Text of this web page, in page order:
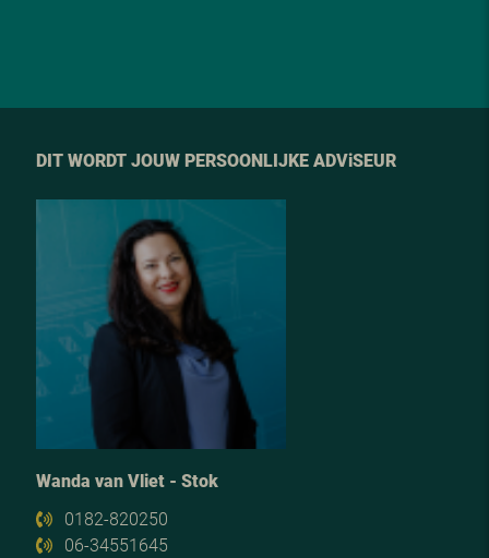
DIT WORDT JOUW PERSOONLIJKE ADViSEUR
Wanda van Vliet - Stok
0182-820250
06-34551645